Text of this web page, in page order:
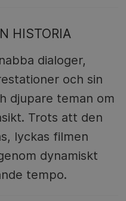
HISTORIA
dialoger,
och sin
djupare teman om
Trots att den
lyckas filmen
dynamiskt
tempo.